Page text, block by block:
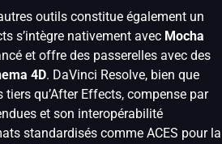
outils constitue également un
s’intègre nativement avec Mocha
et offre des passerelles avec des
4D. DaVinci Resolve, bien que
qu’After Effects, compense par
et son interopérabilité
standardisés comme ACES pour la